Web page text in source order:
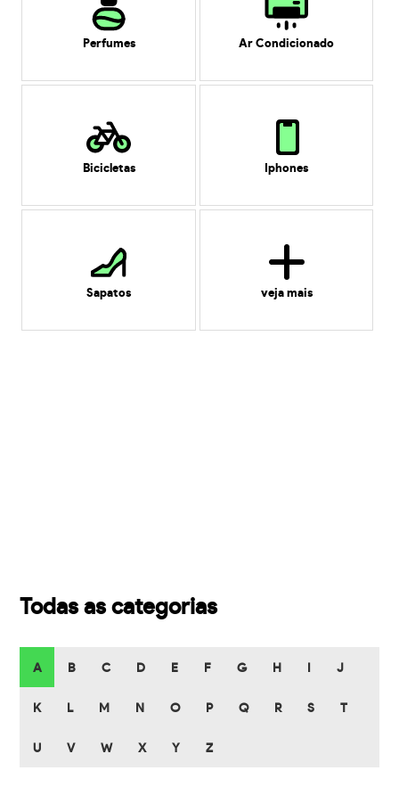
Perfumes Ar Condicionado
Bicicletas Iphones
Sapatos veja mais
Todas as categorias
A B C D E F G H J
K L M N O P Q R S T
U V W X Y Z